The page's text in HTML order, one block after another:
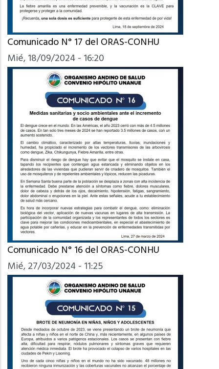
Comunicado N° 17 del ORAS-CONHU
Mié, 18/09/2024 - 16:20
Comunicado N° 16 del ORAS-CONHU
Mié, 27/03/2024 - 11:25